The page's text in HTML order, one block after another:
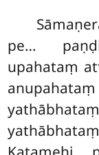
pe…
upahataṃ